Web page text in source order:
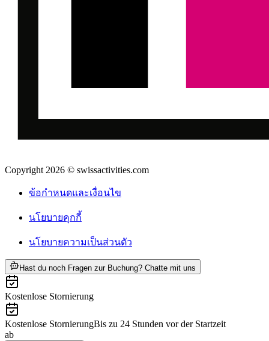
Copyright 2026 © swissactivities.com
ข้อกำหนดและเงื่อนไข
นโยบายคุกกี้
นโยบายความเป็นส่วนตัว
Hast du noch Fragen zur Buchung? Chatte mit uns
Kostenlose Stornierung
Kostenlose StornierungBis zu 24 Stunden vor der Startzeit
ab